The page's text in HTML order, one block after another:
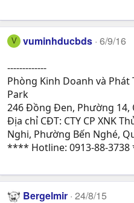
V vuminhducbds 6/9/16
-------------
Phòng Kinh Doanh và Phát
Park
246 Đồng Đen, Phường 14,
Địa chỉ CĐT: CTY CP XNK
Nghi, Phường Bến Nghé,
**** Hotline: 0913-88-
Bergelmir 24/8/15